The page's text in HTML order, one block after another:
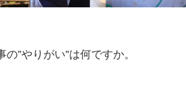
の”やりがい”は何ですか。